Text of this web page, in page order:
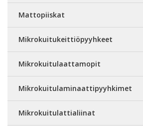
Mattopiiskat
Mikrokuitukeittiöpyyhkeet
Mikrokuitulaattamopit
Mikrokuitulaminaattipyyhkimet
Mikrokuitulattialiinat